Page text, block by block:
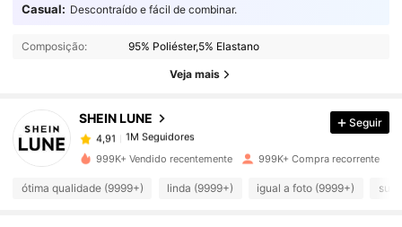
Casual: Descontraído e fácil de combinar.
Composição: 95% Poliéster,5% Elastano
Veja mais
SHEIN LUNE
4,91 1M Seguidores
1M Seguidores
4,91
1M Seguidores
i***5 pago1 dia atrás
4,91
Seguir
999K+ Vendido recentemente 999K+ Compra recorrente
ótima qualidade (9999+) linda (9999+) igual a foto (9999+)